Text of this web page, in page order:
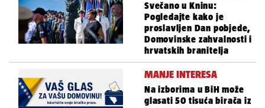
Svečano u Kninu:
Pogledajte kako je
proslavljen Dan pobjede,
Domovinske zahvalnosti i
hrvatskih branitelja
MANJE INTERESA
Na izborima u BiH može
glasati 50 tisuća birača iz